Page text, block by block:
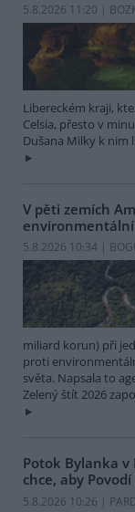
5.8.2026 11:20 |
Libereckém kraji,
Celsia, přesto v
Dušana Milky k nim
V pěti zemích
5.8.2026 10:34 |
miliard korun) při
proti
světa. Napsala to
Zelený štít 2026
Potok Bylanka v
chce, aby
5.8.2026 10:26 |